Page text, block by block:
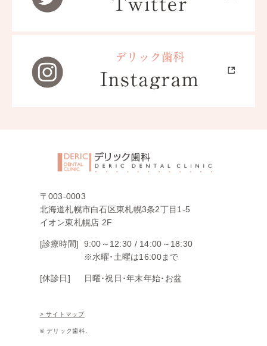
〒003-0003
北海道札幌市白石区東札幌3条2丁目1-5
イオン東札幌店 2F
[診療時間] 9:00～12:30 / 14:00～18:30
※水曜･土曜は16:00まで
[休診日] 日曜･祝日･年末年始･お盆
> サイトマップ
© デリック歯科.